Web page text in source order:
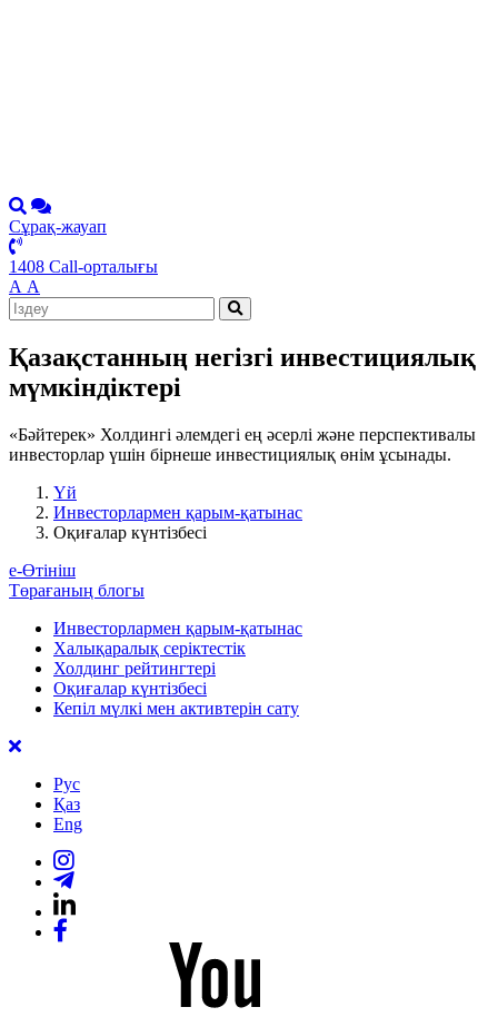
Сұрақ-жауап
1408 Call-орталығы
А А
Қазақстанның негізгі инвестициялық
мүмкіндіктері
«Бәйтерек» Холдингі әлемдегі ең әсерлі және перспективалы
инвесторлар үшін бірнеше инвестициялық өнім ұсынады.
Үй
Инвесторлармен қарым-қатынас
Оқиғалар күнтізбесі
е-Өтініш
Төрағаның блогы
Инвесторлармен қарым-қатынас
Халықаралық серіктестік
Холдинг рейтингтері
Оқиғалар күнтізбесі
Кепіл мүлкі мен активтерін сату
Рус
Қаз
Eng